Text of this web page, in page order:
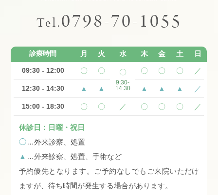
Tel.0798-70-1055
診療時間 月 火 水 木 金 土 日
09:30 - 12:00 〇 〇 〇 〇 〇 〇 ／
12:30 - 14:30 ▲ ▲
9:30-
14:30
▲ ▲ ▲ ／
15:00 - 18:30 〇 〇 ／ 〇 〇 〇 ／
休診日：日曜・祝日
◯…外来診察、処置
▲ …外来診察、処置、手術など
予約優先となります。ご予約なしでもご来院いただけ
ますが、待ち時間が発生する場合があります。